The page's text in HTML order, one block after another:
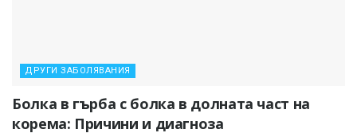
ДРУГИ ЗАБОЛЯВАНИЯ
Болка в гърба с болка в долната част на
корема: Причини и диагноза